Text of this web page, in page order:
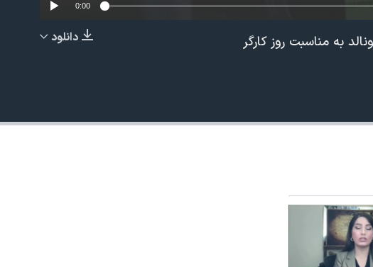
EMBED
360p
1080p
0:00
دانلود به مناسبت روز کارگر